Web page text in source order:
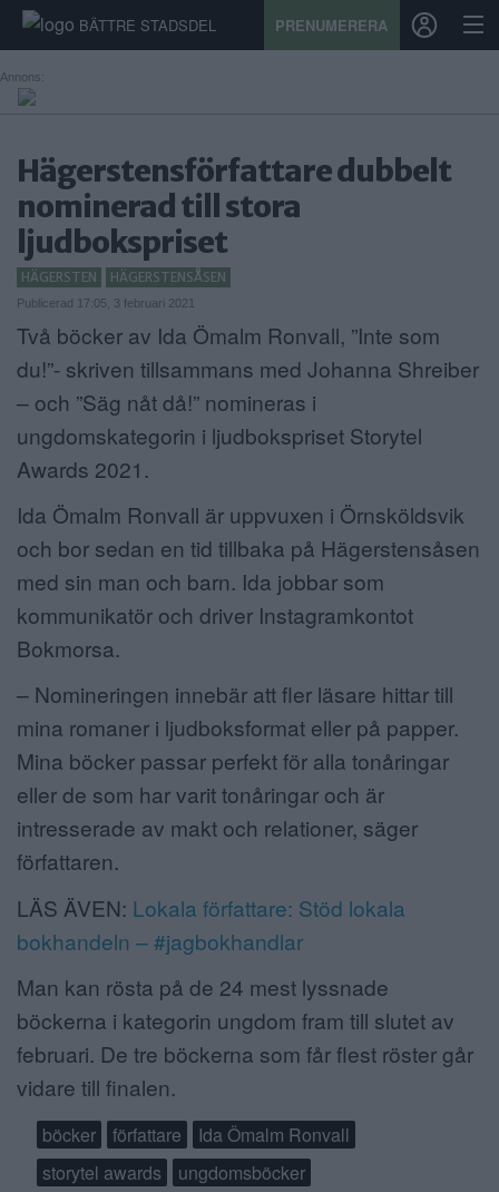
BÄTTRE STADSDEL PRENUMERERA
STADSDEL
PRENUMERATION
SPORT
ÅSIKTER
KALENDER
KONTAKT
SAMARBETEN
ANNONSERA
NÄRINGSLIV
MER
Annons:
Hägerstensförfattare dubbelt
nominerad till stora
ljudbokspriset
HÄGERSTEN HÄGERSTENSÅSEN
Publicerad 17:05, 3 februari 2021
Två böcker av Ida Ömalm Ronvall, ”Inte som
du!”- skriven tillsammans med Johanna Shreiber
– och ”Säg nåt då!” nomineras i
ungdomskategorin i ljudbokspriset Storytel
Awards 2021.
Ida Ömalm Ronvall är uppvuxen i Örnsköldsvik
och bor sedan en tid tillbaka på Hägerstensåsen
med sin man och barn. Ida jobbar som
kommunikatör och driver Instagramkontot
Bokmorsa.
– Nomineringen innebär att fler läsare hittar till
mina romaner i ljudboksformat eller på papper.
Mina böcker passar perfekt för alla tonåringar
eller de som har varit tonåringar och är
intresserade av makt och relationer, säger
författaren.
LÄS ÄVEN: Lokala författare: Stöd lokala
bokhandeln – #jagbokhandlar
Man kan rösta på de 24 mest lyssnade
böckerna i kategorin ungdom fram till slutet av
februari. De tre böckerna som får flest röster går
vidare till finalen.
böcker författare
Ida Ömalm Ronvall
storytel awards
ungdomsböcker